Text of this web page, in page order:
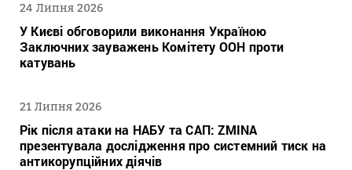
24 Липня 2026
У Києві обговорили виконання Україною
Заключних зауважень Комітету ООН проти
катувань
21 Липня 2026
Рік після атаки на НАБУ та САП: ZMINA
презентувала дослідження про системний тиск на
антикорупційних діячів